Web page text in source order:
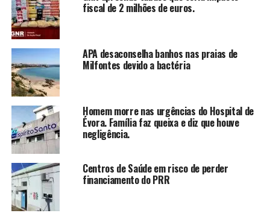
fiscal de 2 milhões de euros.
APA desaconselha banhos nas praias de
Milfontes devido a bactéria
Homem morre nas urgências do Hospital de
Évora. Família faz queixa e diz que houve
negligência.
Centros de Saúde em risco de perder
financiamento do PRR